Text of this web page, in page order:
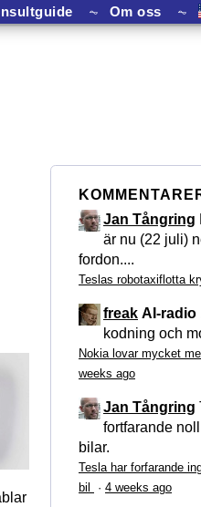
⏦ Om oss ⏦
Jan Tångring
är nu (22 juli)
fordon....
Teslas robotaxiflotta
freak AI-radio
kodning och
Nokia lovar mycket
weeks ago
Jan Tångring
fortfarande
bilar.
Tesla har forfarande
bil
· 4 weeks ago